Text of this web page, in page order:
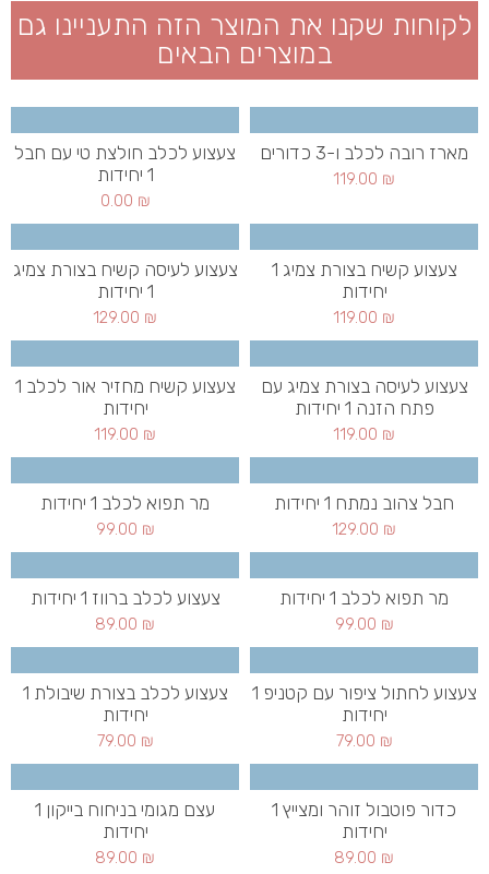
לקוחות שקנו את המוצר הזה התעניינו גם
במוצרים הבאים
מארז רובה לכלב ו-3 כדורים
119.00 ₪
צעצוע לכלב חולצת טי עם חבל
1 יחידות
0.00 ₪
צעצוע קשיח בצורת צמיג 1
יחידות
119.00 ₪
צעצוע לעיסה קשיח בצורת צמיג
1 יחידות
129.00 ₪
צעצוע לעיסה בצורת צמיג עם
פתח הזנה 1 יחידות
119.00 ₪
צעצוע קשיח מחזיר אור לכלב 1
יחידות
119.00 ₪
חבל צהוב נמתח 1 יחידות
129.00 ₪
מר תפוא לכלב 1 יחידות
99.00 ₪
מר תפוא לכלב 1 יחידות
99.00 ₪
צעצוע לכלב ברווז 1 יחידות
89.00 ₪
צעצוע לחתול ציפור עם קטניפ 1
יחידות
79.00 ₪
צעצוע לכלב בצורת שיבולת 1
יחידות
79.00 ₪
כדור פוטבול זוהר ומצייץ 1
יחידות
89.00 ₪
עצם מגומי בניחוח בייקון 1
יחידות
89.00 ₪